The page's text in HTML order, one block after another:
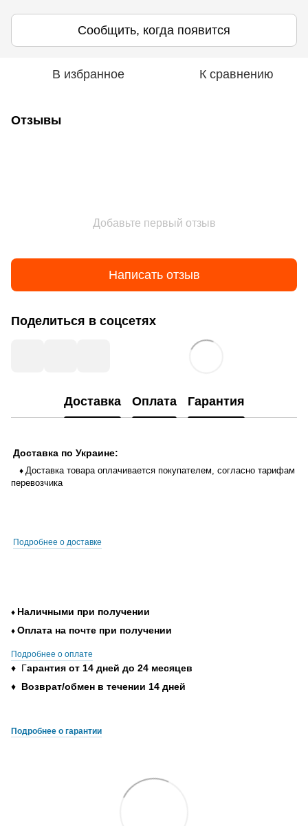
Сообщить, когда появится
В избранное К сравнению
Отзывы
Добавьте первый отзыв
Написать отзыв
Поделиться в соцсетях
Доставка Оплата Гарантия
Доставка по Украине:
♦ Доставка товара оплачивается покупателем, согласно тарифам
перевозчика
Подробнее о доставке
♦ Наличными при получении
♦ Оплата на почте при получении
Подробнее о оплате
♦ Гарантия от 14 дней до 24 месяцев
♦ Возврат/обмен в течении 14 дней
Подробнее о гарантии